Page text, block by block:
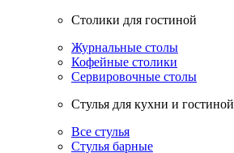
Столики для гостиной
Журнальные столы
Кофейные столики
Сервировочные столы
Стулья для кухни и гостиной
Все стулья
Стулья барные